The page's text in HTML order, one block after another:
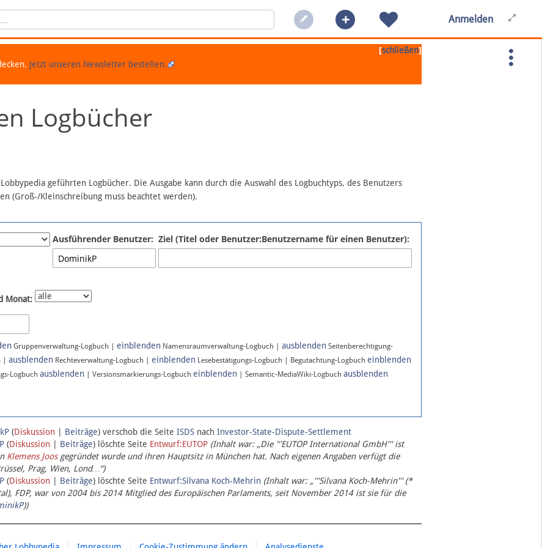
Anmelden
[schließen]
Jetzt unseren Newsletter bestellen.
Logbücher
geführten Logbücher. Die Ausgabe kann durch die Auswahl des Logbuchtyps, des Benutzers
(Groß-/Kleinschreibung muss beachtet werden).
Ausführender Benutzer: Ziel (Titel oder Benutzer:Benutzername für einen Benutzer):
Monat:
Gruppenverwaltung-Logbuch | einblenden Namensraumverwaltung-Logbuch | ausblenden Seitenberechtigung-
| ausblenden Rechteverwaltung-Logbuch | einblenden Lesebestätigungs-Logbuch | Begutachtung-Logbuch einblenden
Logbuch ausblenden | Versionsmarkierungs-Logbuch einblenden | Semantic-MediaWiki-Logbuch ausblenden
(Diskussion | Beiträge) verschob die Seite ISDS nach Investor-State-Dispute-Settlement
(Diskussion | Beiträge) löschte Seite Entwurf:EUTOP (Inhalt war: „Die '''EUTOP International GmbH''' ist
Klemens Joosgegründet wurde und ihren Hauptsitz in München hat. Nach eigenen Angaben verfügt die
Prag, Wien, Lond…“)
(Diskussion | Beiträge) löschte Seite Entwurf:Silvana Koch-Mehrin (Inhalt war: „'''Silvana Koch-Mehrin''' (*
FDP, war von 2004 bis 2014 Mitglied des Europäischen Parlaments, seit November 2014 ist sie für die
))